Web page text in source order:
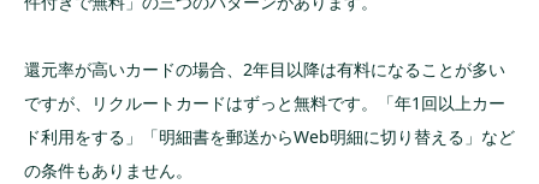
還元率が高いカードの場合、2年目以降は有料になることが多い
ですが、リクルートカードはずっと無料です。「年1回以上カー
ド利用をする」「明細書を郵送からWeb明細に切り替える」など
の条件もありません。